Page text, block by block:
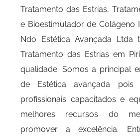
Tratamento das Estrias,
e Bioestimulador de Colágeno
Ndo Estética Avançada Ltda
Tratamento das Estrias em
qualidade. Somos a principal
de Estética avançada pois
profissionais capacitados e
melhores recursos do
promover a excelência.